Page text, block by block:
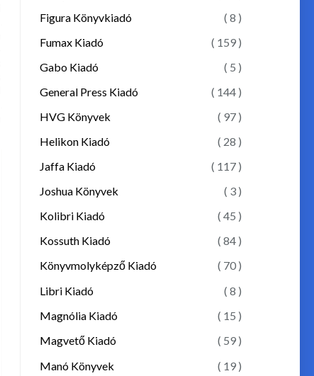
Figura Könyvkiadó
( 8 )
Fumax Kiadó
( 159 )
Gabo Kiadó
( 5 )
General Press Kiadó
( 144 )
HVG Könyvek
( 97 )
Helikon Kiadó
( 28 )
Jaffa Kiadó
( 117 )
Joshua Könyvek
( 3 )
Kolibri Kiadó
( 45 )
Kossuth Kiadó
( 84 )
Könyvmolyképző Kiadó
( 70 )
Libri Kiadó
( 8 )
Magnólia Kiadó
( 15 )
Magvető Kiadó
( 59 )
Manó Könyvek
( 19 )